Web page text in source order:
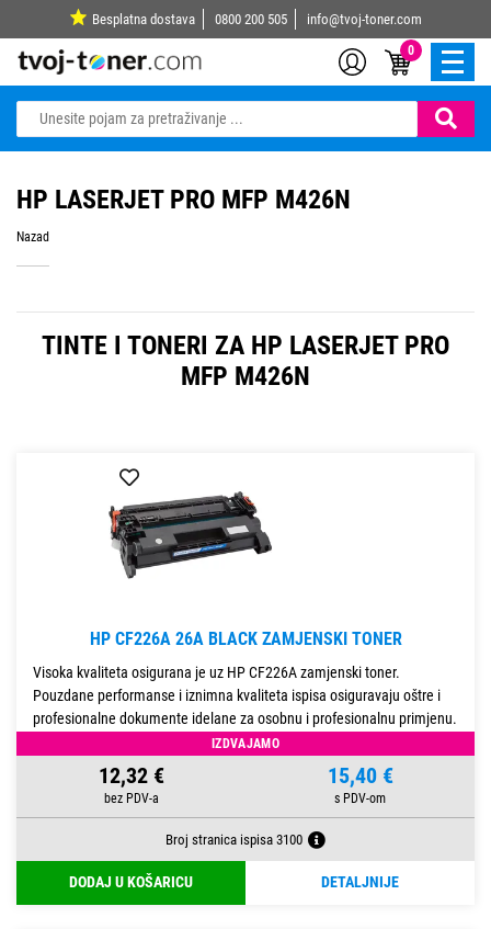
Besplatna dostava 0800 200 505 info@tvoj-toner.com
0
HP LASERJET PRO MFP M426N
Nazad
TINTE I TONERI ZA HP LASERJET PRO
MFP M426N
HP CF226A 26A BLACK ZAMJENSKI TONER
Visoka kvaliteta osigurana je uz HP CF226A zamjenski toner.
Pouzdane performanse i iznimna kvaliteta ispisa osiguravaju oštre i
profesionalne dokumente idelane za osobnu i profesionalnu primjenu.
Toner ima kapacitet ispisa od oko 3100 stranica pri 5%
IZDVAJAMO
12,32 € 15,40 €
Broj stranica ispisa 3100
DODAJ U KOŠARICU DETALJNIJE